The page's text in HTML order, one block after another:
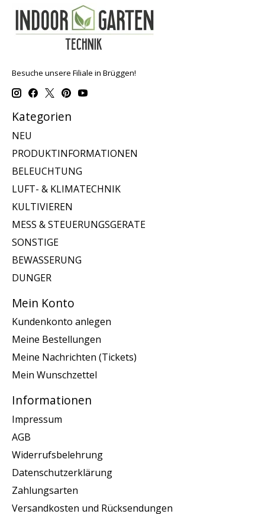
Besuche unsere Filiale in Brüggen!
Kategorien
NEU
PRODUKTINFORMATIONEN
BELEUCHTUNG
LUFT- & KLIMATECHNIK
KULTIVIEREN
MESS & STEUERUNGSGERATE
SONSTIGE
BEWASSERUNG
DUNGER
Mein Konto
Kundenkonto anlegen
Meine Bestellungen
Meine Nachrichten (Tickets)
Mein Wunschzettel
Informationen
Impressum
AGB
Widerrufsbelehrung
Datenschutzerklärung
Zahlungsarten
Versandkosten und Rücksendungen